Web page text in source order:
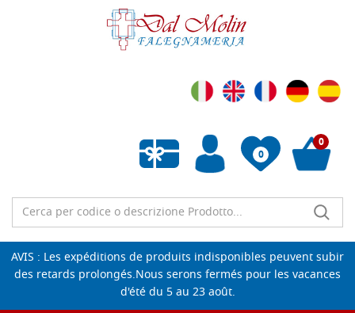
0
Liste de souhaits vide
0
AVIS : Les expéditions de produits indisponibles peuvent subir
des retards prolongés.Nous serons fermés pour les vacances
d'été du 5 au 23 août.